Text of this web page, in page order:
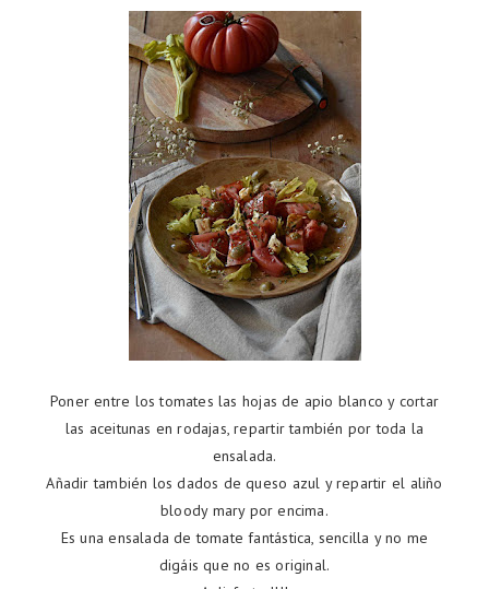
Poner entre los tomates las hojas de apio blanco y cortar
las aceitunas en rodajas, repartir también por toda la
ensalada.
Añadir también los dados de queso azul y repartir el aliño
bloody mary por encima.
Es una ensalada de tomate fantástica, sencilla y no me
digáis que no es original.